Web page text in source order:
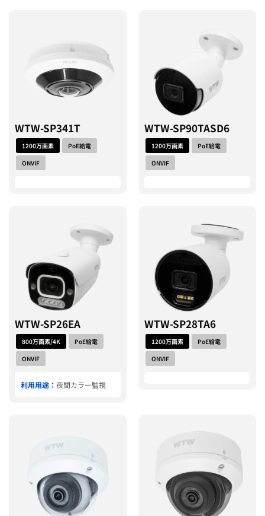
WTW-SP341T
1200万画素
PoE給電
ONVIF
WTW-SP90TASD6
1200万画素
PoE給電
ONVIF
WTW-SP26EA
800万画素/4K
PoE給電
ONVIF
利用用途： 夜間カラー監視
WTW-SP28TA6
1200万画素
PoE給電
ONVIF